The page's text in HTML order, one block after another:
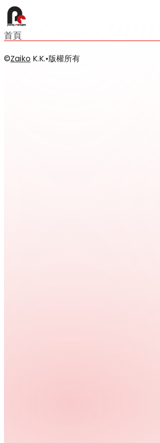
首頁
©Zaiko K.K.•版權所有